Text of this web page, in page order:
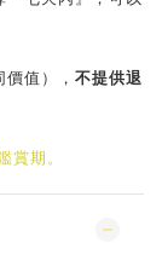
價值）， 不提供退
賞期。